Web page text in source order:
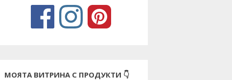
МОЯТА ВИТРИНА С ПРОДУКТИ 👇